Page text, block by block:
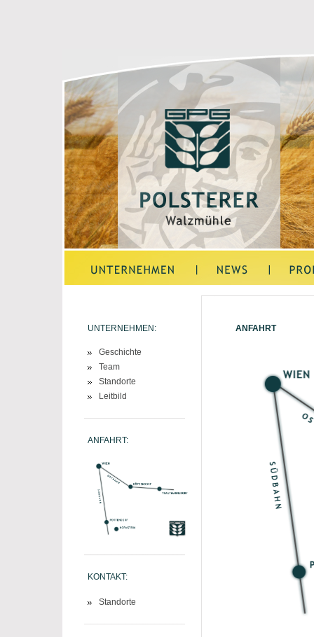
UNTERNEHMEN:
Geschichte
Team
Standorte
Leitbild
ANFAHRT:
KONTAKT:
Standorte
ANFAHRT